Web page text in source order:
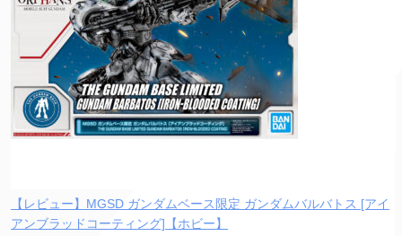
【レビュー】MGSD ガンダムベース限定 ガンダムバルバトス [アイ
アンブラッドコーティング]【ホビー】